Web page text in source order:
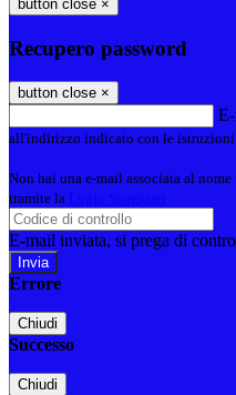
button close ×
Recupero password
button close ×
all'indirizzo indicato con le istruzioni
Non hai una e-mail associata al
tramite la
E-mail inviata, si prega di
Errore
Chiudi
Successo
Chiudi